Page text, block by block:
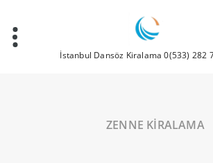
İstanbul Dansöz Kiralama 0(533) 282
ZENNE KİRALAMA